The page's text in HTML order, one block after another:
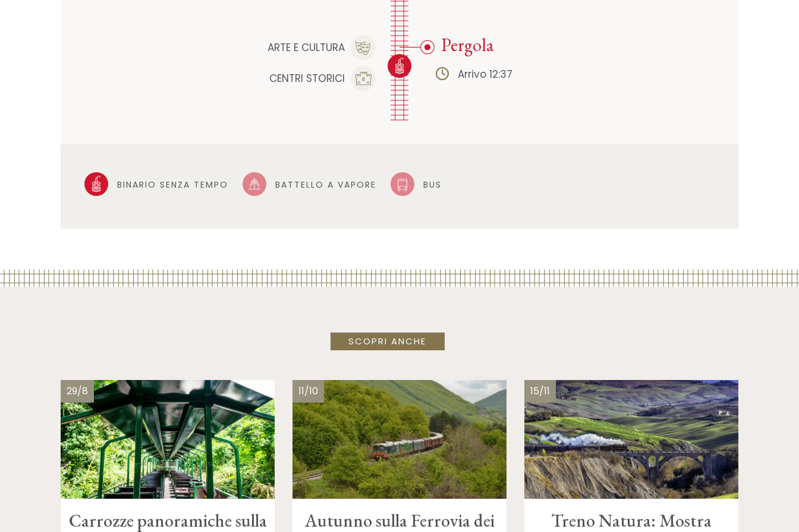
ARTE E CULTURA
CENTRI STORICI
Pergola
Arrivo 12:37
BINARIO SENZA TEMPO BATTELLO A VAPORE BUS
SCOPRI ANCHE
29/8
Carrozze panoramiche sulla
11/10
Autunno sulla Ferrovia dei
15/11
Treno Natura: Mostra